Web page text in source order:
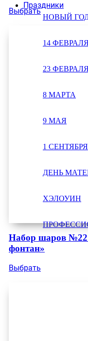
Праздники
НОВЫЙ
14
23
8 МАРТА
9 МАЯ
1 СЕНТЯБРЯ
ДЕНЬ
ХЭЛОУИН
Выбрать
Набор шаров №22
фонтан»
Выбрать